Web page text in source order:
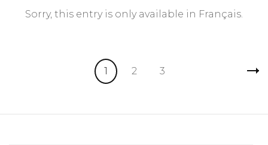
Sorry, this entry is only available in Français.
Page
1 Page
2 Page
3